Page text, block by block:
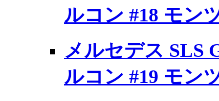
ルコン #18 モン
メルセデス SLS
ルコン #19 モン